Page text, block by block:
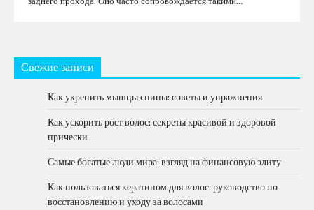
Свежие записи
Как укрепить мышцы спины: советы и упражнения
Как ускорить рост волос: секреты красивой и здоровой
прически
Самые богатые люди мира: взгляд на финансовую элиту
Как пользоваться кератином для волос: руководство по
восстановлению и уходу за волосами